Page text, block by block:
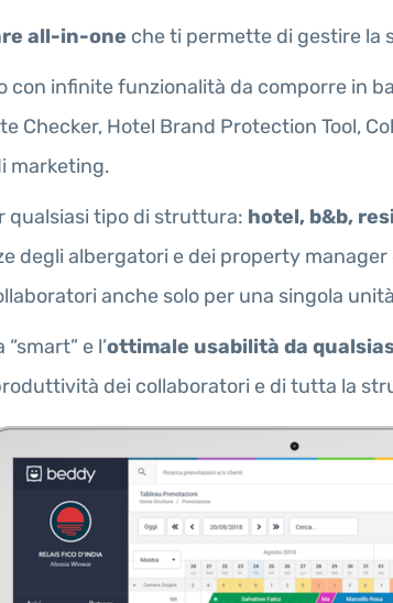
all-in-one che ti permette di gestire la
con infinite funzionalità da comporre in
Checker, Hotel Brand Protection Tool,
marketing.
qualsiasi tipo di struttura: hotel, b&b,
degli albergatori e dei property
anche solo per una singola
e l’ottimale usabilità da
dei collaboratori e di tutta la